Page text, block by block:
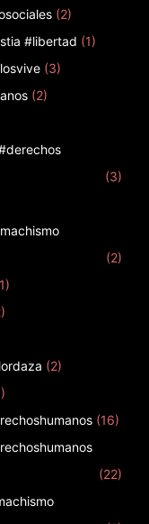
(2)
#libertad (1)
(3)
(2)
(3)
(2)
(2)
(16)
(22)